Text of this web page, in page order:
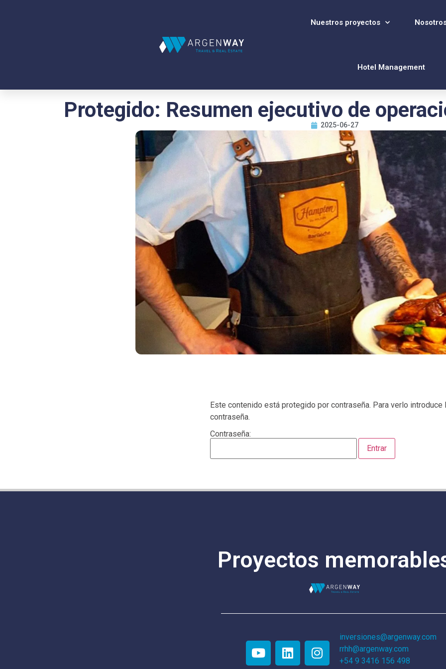
Nuestros proyectos
Hotel Management
Protegido: Resumen ejecutivo de
2025-06-27
Este contenido está protegido por contraseña. Para verlo introduce
contraseña.
Contraseña:
Proyectos
inversiones@argenway.com
rrhh@argenway.com
+54 9 3416 156 498